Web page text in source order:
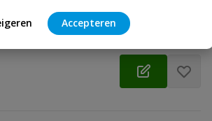
Accepteren